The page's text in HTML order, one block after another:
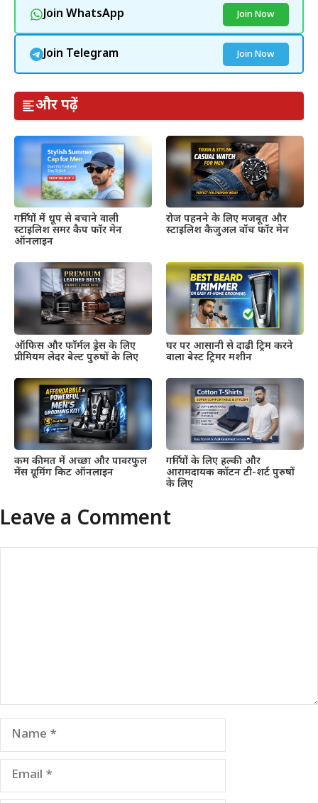
Join WhatsApp Join Now
Join Telegram Join Now
और पढ़ें
गर्मियों में धूप से बचाने वाली
स्टाइलिश समर कैप फॉर मेन
ऑनलाइन
रोज पहनने के लिए मजबूत और
स्टाइलिश कैजुअल वॉच फॉर मेन
ऑफिस और फॉर्मल ड्रेस के लिए
प्रीमियम लेदर बेल्ट पुरुषों के लिए
घर पर आसानी से दाढ़ी ट्रिम करने
वाला बेस्ट ट्रिमर मशीन
कम कीमत में अच्छा और पावरफुल
मेंस ग्रूमिंग किट ऑनलाइन
गर्मियों के लिए हल्की और
आरामदायक कॉटन टी-शर्ट पुरुषों
के लिए
Leave a Comment
Name
Email